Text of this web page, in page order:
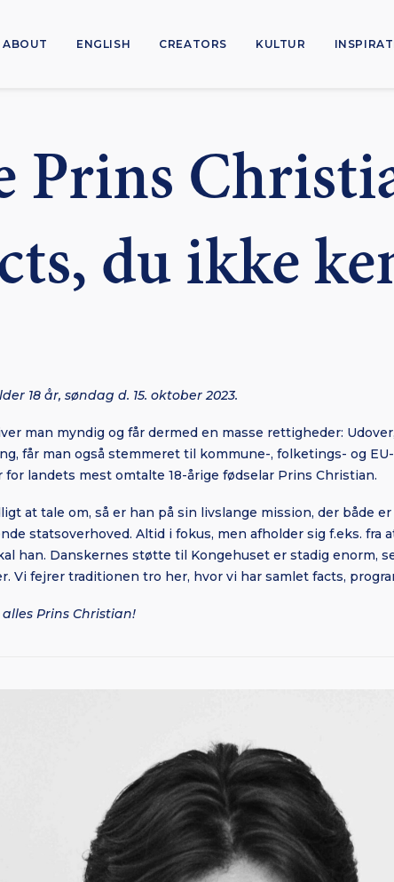
ABOUT ENGLISH CREATORS KULTUR
Prins
du ikke
18 år, søndag d. 15. oktober 2023.
man myndig og får dermed en masse rettigheder:
får man også stemmeret til kommune-, folketings- og
landets mest omtalte 18-årige fødselar Prins Christian.
at tale om, så er han på sin livslange mission, der både
statsoverhoved. Altid i fokus, men afholder sig f.eks. fra
han. Danskernes støtte til Kongehuset er stadig enorm,
Vi fejrer traditionen tro her, hvor vi har samlet facts,
Prins Christian!